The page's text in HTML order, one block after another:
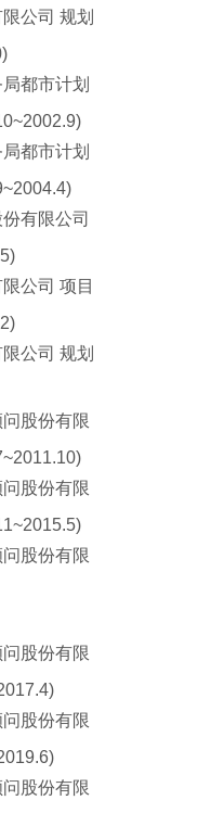
公司 规划
都市计划
都市计划
有限公司
公司 项目
公司 规划
股份有限
股份有限
股份有限
股份有限
股份有限
股份有限